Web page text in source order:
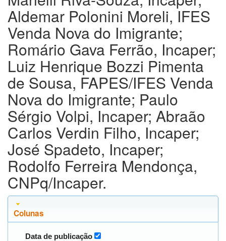
Aldemar Polonini Moreli, IFES
Venda Nova do Imigrante;
Romário Gava Ferrão, Incaper;
Luiz Henrique Bozzi Pimenta
de Sousa, FAPES/IFES Venda
Nova do Imigrante; Paulo
Sérgio Volpi, Incaper; Abraão
Carlos Verdin Filho, Incaper;
José Spadeto, Incaper;
Rodolfo Ferreira Mendonça,
CNPq/Incaper.
Colunas
Data de publicação